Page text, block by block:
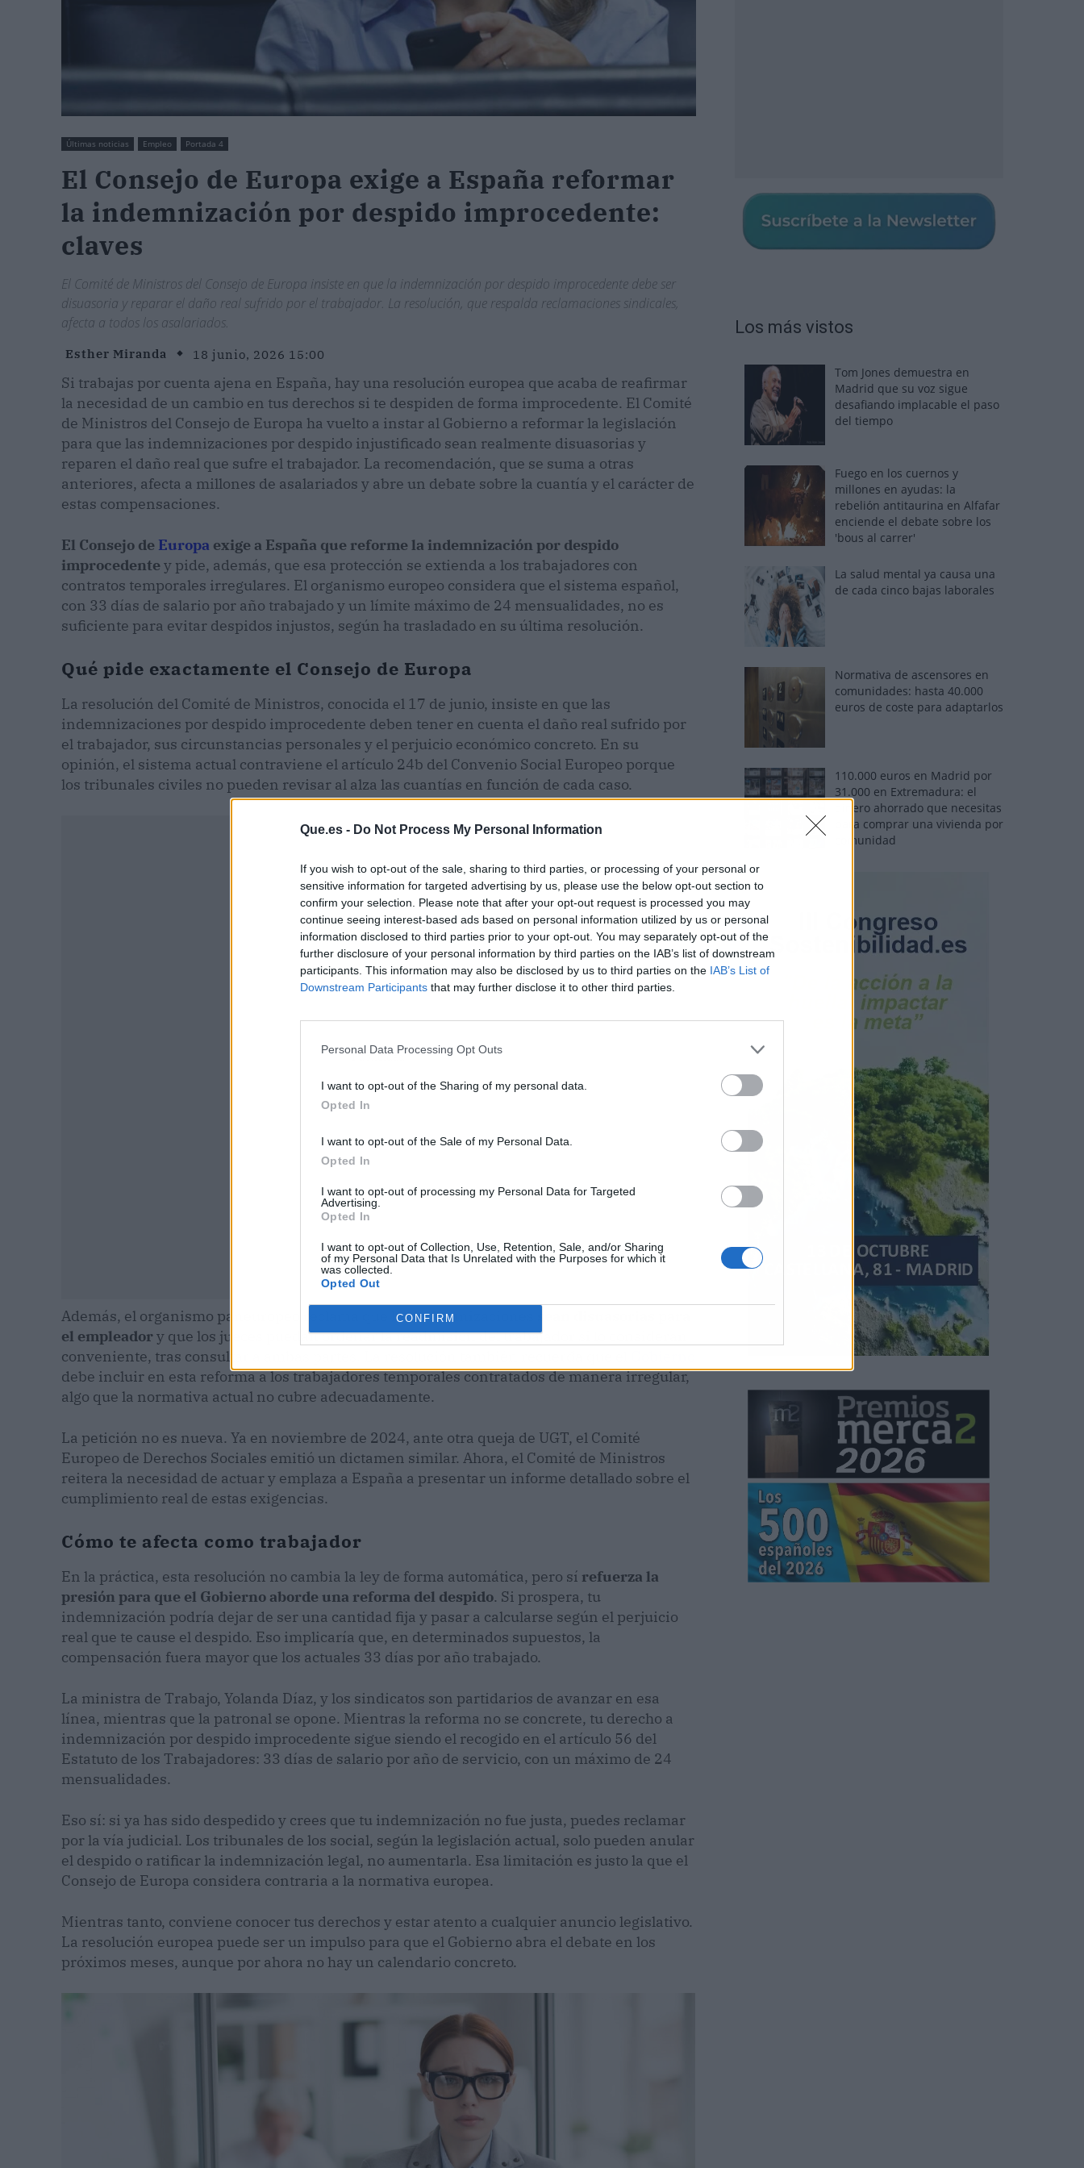
Que.es - Do Not Process My Personal Information
If you wish to opt-out of the sale, sharing to third parties, or processing of your personal or
sensitive information for targeted advertising by us, please use the below opt-out section to
confirm your selection. Please note that after your opt-out request is processed you may
continue seeing interest-based ads based on personal information utilized by us or personal
information disclosed to third parties prior to your opt-out. You may separately opt-out of the
further disclosure of your personal information by third parties on the IAB’s list of downstream
participants. This information may also be disclosed by us to third parties on the IAB’s List of
Downstream Participants that may further disclose it to other third parties.
Personal Data Processing Opt Outs
I want to opt-out of the Sharing of my personal data.
Opted In
I want to opt-out of the Sale of my Personal Data.
Opted In
I want to opt-out of processing my Personal Data for Targeted
Advertising.
Opted In
I want to opt-out of Collection, Use, Retention, Sale, and/or Sharing
of my Personal Data that Is Unrelated with the Purposes for which it
was collected.
Opted Out
CONFIRM
Últimas noticias Empleo Portada 4
El Consejo de Europa exige a España reformar
la indemnización por despido improcedente:
claves
El Comité de Ministros del Consejo de Europa insiste en que la indemnización por despido improcedente debe ser
disuasoria y reparar el daño real sufrido por el trabajador. La resolución, que respalda reclamaciones sindicales,
afecta a todos los asalariados.
Esther Miranda 18 junio, 2026 15:00
Si trabajas por cuenta ajena en España, hay una resolución europea que acaba de reafirmar
la necesidad de un cambio en tus derechos si te despiden de forma improcedente. El Comité
de Ministros del Consejo de Europa ha vuelto a instar al Gobierno a reformar la legislación
para que las indemnizaciones por despido injustificado sean realmente disuasorias y
reparen el daño real que sufre el trabajador. La recomendación, que se suma a otras
anteriores, afecta a millones de asalariados y abre un debate sobre la cuantía y el carácter de
estas compensaciones.
El Consejo de Europa exige a España que reforme la indemnización por despido
improcedentey pide, además, que esa protección se extienda a los trabajadores con
contratos temporales irregulares. El organismo europeo considera que el sistema español,
con 33 días de salario por año trabajado y un límite máximo de 24 mensualidades, no es
suficiente para evitar despidos injustos, según ha trasladado en su última resolución.
Qué pide exactamente el Consejo de Europa
La resolución del Comité de Ministros, conocida el 17 de junio, insiste en que las
indemnizaciones por despido improcedente deben tener en cuenta el daño real sufrido por
el trabajador, sus circunstancias personales y el perjuicio económico concreto. En su
opinión, el sistema actual contraviene el artículo 24b del Convenio Social Europeo porque
los tribunales civiles no pueden revisar al alza las cuantías en función de cada caso.
Publicidad
Además, el organismo paneuropeo reclama que las indemnizaciones
el empleadory que los jueces puedan ordenar la readmisión del trabajador si lo consideran
conveniente, tras consultar a ambas partes. La resolución también recuerda que el
debe incluir en esta reforma a los trabajadores temporales contratados de manera irregular,
algo que la normativa actual no cubre adecuadamente.
La petición no es nueva. Ya en noviembre de 2024, ante otra queja de UGT, el Comité
Europeo de Derechos Sociales emitió un dictamen similar. Ahora, el Comité de Ministros
reitera la necesidad de actuar y emplaza a España a presentar un informe detallado sobre el
cumplimiento real de estas exigencias.
Cómo te afecta como trabajador
En la práctica, esta resolución no cambia la ley de forma automática, pero sí refuerza la
presión para que el Gobierno aborde una reforma del despido. Si prospera, tu
indemnización podría dejar de ser una cantidad fija y pasar a calcularse según el perjuicio
real que te cause el despido. Eso implicaría que, en determinados supuestos, la
compensación fuera mayor que los actuales 33 días por año trabajado.
La ministra de Trabajo, Yolanda Díaz, y los sindicatos son partidarios de avanzar en esa
línea, mientras que la patronal se opone. Mientras la reforma no se concrete, tu derecho a
indemnización por despido improcedente sigue siendo el recogido en el artículo 56 del
Estatuto de los Trabajadores: 33 días de salario por año de servicio, con un máximo de 24
mensualidades.
Eso sí: si ya has sido despedido y crees que tu indemnización no fue justa, puedes reclamar
por la vía judicial. Los tribunales de los social, según la legislación actual, solo pueden anular
el despido o ratificar la indemnización legal, no aumentarla. Esa limitación es justo la que el
Consejo de Europa considera contraria a la normativa europea.
Mientras tanto, conviene conocer tus derechos y estar atento a cualquier anuncio legislativo.
La resolución europea puede ser un impulso para que el Gobierno abra el debate en los
próximos meses, aunque por ahora no hay un calendario concreto.
Los más vistos
Tom Jones demuestra en
Madrid que su voz sigue
desafiando implacable el paso
del tiempo
Fuego en los cuernos y
millones en ayudas: la
rebelión antitaurina en Alfafar
enciende el debate sobre los
'bous al carrer'
La salud mental ya causa una
de cada cinco bajas laborales
Normativa de ascensores en
comunidades: hasta 40.000
euros de coste para adaptarlos
110.000 euros en Madrid por
31.000 en Extremadura: el
dinero ahorrado que necesitas
para comprar una vivienda por
comunidad